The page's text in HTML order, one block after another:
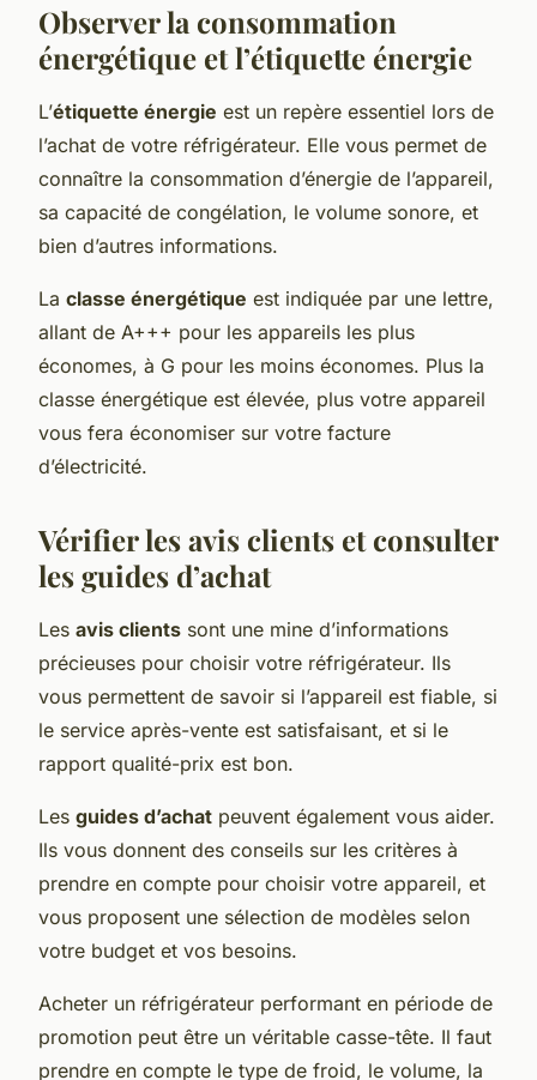
Observer la consommation
énergétique et l’étiquette énergie
L’étiquette énergie est un repère essentiel lors de
l’achat de votre réfrigérateur. Elle vous permet de
connaître la consommation d’énergie de l’appareil,
sa capacité de congélation, le volume sonore, et
bien d’autres informations.
La classe énergétique est indiquée par une lettre,
allant de A+++ pour les appareils les plus
économes, à G pour les moins économes. Plus la
classe énergétique est élevée, plus votre appareil
vous fera économiser sur votre facture
d’électricité.
Vérifier les avis clients et consulter
les guides d’achat
Les avis clients sont une mine d’informations
précieuses pour choisir votre réfrigérateur. Ils
vous permettent de savoir si l’appareil est fiable, si
le service après-vente est satisfaisant, et si le
rapport qualité-prix est bon.
Les guides d’achat peuvent également vous aider.
Ils vous donnent des conseils sur les critères à
prendre en compte pour choisir votre appareil, et
vous proposent une sélection de modèles selon
votre budget et vos besoins.
Acheter un réfrigérateur performant en période de
promotion peut être un véritable casse-tête. Il faut
prendre en compte le type de froid, le volume, la